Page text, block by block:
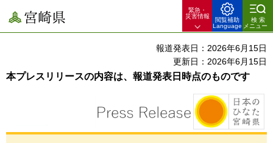
宮崎県
緊急・
災害情報
閲覧補助
Language
検索
メニュー
報道発表日：2026年6月15日
更新日：2026年6月15日
本プレスリリースの内容は、報道発表日時点のものです